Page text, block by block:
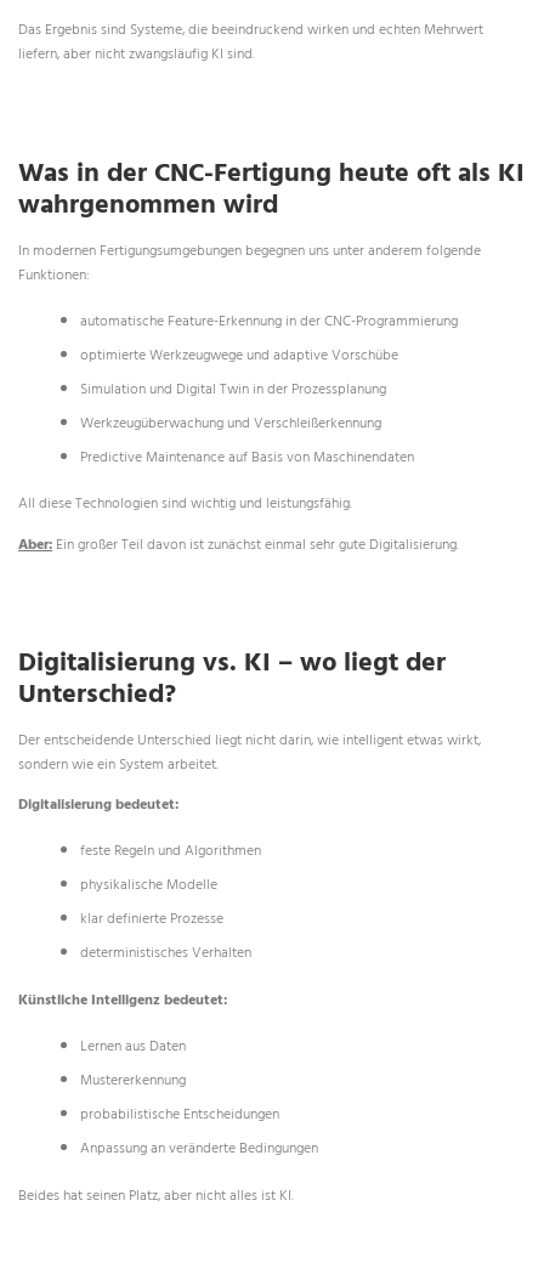
Das Ergebnis sind Systeme, die beeindruckend wirken und echten Mehrwert
liefern, aber nicht zwangsläufig KI sind.
Was in der CNC-Fertigung heute oft als KI
wahrgenommen wird
In modernen Fertigungsumgebungen begegnen uns unter anderem folgende
Funktionen:
automatische Feature-Erkennung in der CNC-Programmierung
optimierte Werkzeugwege und adaptive Vorschübe
Simulation und Digital Twin in der Prozessplanung
Werkzeugüberwachung und Verschleißerkennung
Predictive Maintenance auf Basis von Maschinendaten
All diese Technologien sind wichtig und leistungsfähig.
Aber:Ein großer Teil davon ist zunächst einmal sehr gute Digitalisierung.
Digitalisierung vs. KI – wo liegt der
Unterschied?
Der entscheidende Unterschied liegt nicht darin, wie intelligent etwas wirkt,
sondern wie ein System arbeitet.
Digitalisierung bedeutet:
feste Regeln und Algorithmen
physikalische Modelle
klar definierte Prozesse
deterministisches Verhalten
Künstliche Intelligenz bedeutet:
Lernen aus Daten
Mustererkennung
probabilistische Entscheidungen
Anpassung an veränderte Bedingungen
Beides hat seinen Platz, aber nicht alles ist KI.